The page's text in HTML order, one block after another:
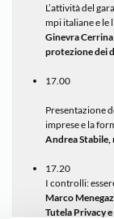
L’attività del
Ginevra
protezione dei
17.00
Presentazione
Andrea Stabile,
17.20
Marco
Tutela Privacy